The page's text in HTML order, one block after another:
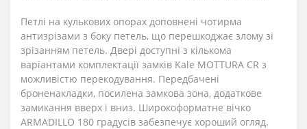
Петлі на кулькових опорах доповнені чотирма
антизрізами з боку петель, що перешкоджає злому зі
зрізанням петель. Двері доступні з кількома
варіантами комплектації замків Kale MOTTURA CR з
можливістю перекодування. Передбачені
броненакладки, посилена замкова зона, додаткове
замикання вверх і вниз. Широкоформатне вічко
ARMADILLO 180 градусів забезпечує хороший огляд.